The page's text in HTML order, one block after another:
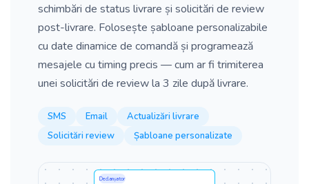
schimbări de status livrare și solicitări de review
post-livrare. Folosește șabloane personalizabile
cu date dinamice de comandă și programează
mesajele cu timing precis — cum ar fi trimiterea
unei solicitări de review la 3 zile după livrare.
SMS Email
Actualizări livrare
Solicitări review
Șabloane personalizate
Declanșator